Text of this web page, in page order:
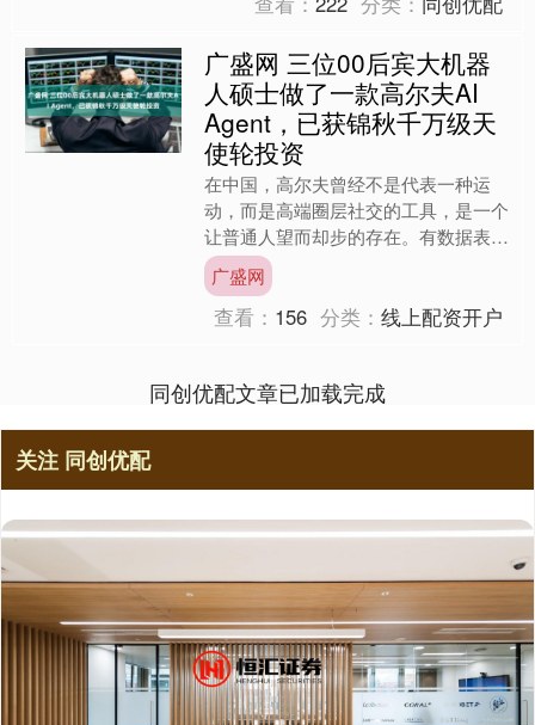
广盛网 三位00后宾大机器
人硕士做了一款高尔夫AI
Agent，已获锦秋千万级天
使轮投资
在中国，高尔夫曾经不是代表一种运
动，而是高端圈层社交的工具，是一个
让普通人望而却步的存在。有数据表明
2024 年全国高尔夫核心打球人口仅 72
万，相对于怎样....
广盛网
查看： 156 分类：线上配资开户
同创优配文章已加载完成
关注 同创优配